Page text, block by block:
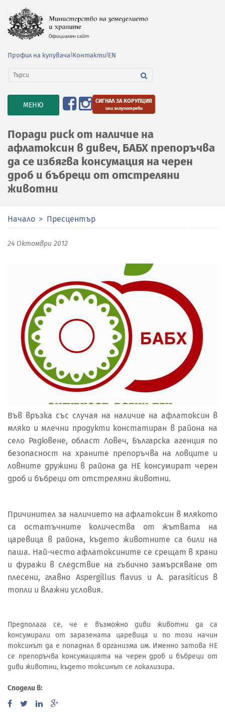
Профил на купувача Контакти EN
TOGGLE
NAVIGATION
МЕНЮ СИГНАЛ ЗА КОРУПЦИЯ
или злоупотреби
Поради риск от наличие на
афлатоксин в дивеч, БАБХ препоръчва
да се избягва консумация на черен
дроб и бъбреци от отстреляни
животни
Начало Пресцентър
24 Октомври 2012
Във връзка със случая на наличие на афлатоксин в
мляко и млечни продукти констатиран в района на
село Радювене, област Ловеч, Българска агенция по
безопасност на храните препоръчва на ловците и
ловните дружини в района да НЕ консумират черен
дроб и бъбреци от отстреляни животни.
Причинител за наличието на афлатоксин в млякото
са остатъчните количества от жътвата на
царевица в района, където животните са били на
паша. Най-често афлатоксините се срещат в храни
и фуражи в следствие на гъбично замърсяване от
плесени, главно Aspergillus flavus и A. parasiticus в
топли и влажни условия.
Предполага се, че е възможно диви животни да са
консумирали от заразената царевица и по този начин
токсинът да е попаднал в организма им. Именно затова НЕ
се препоръчва консумацията на черен дроб и бъбреци от
диви животни, където токсинът се локализира.
Сподели в: